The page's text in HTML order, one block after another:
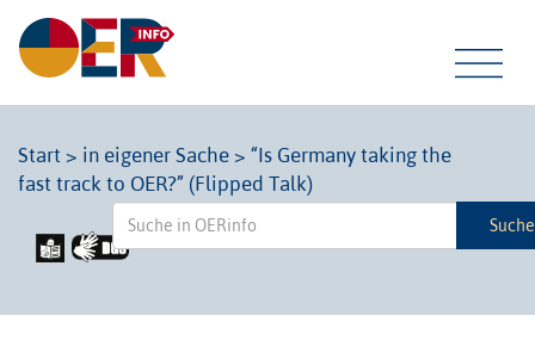
Start > in eigener Sache > “Is Germany taking the
fast track to OER?” (Flipped Talk)